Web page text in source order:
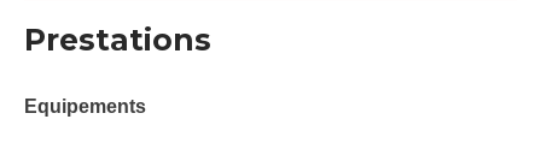
Prestations
Equipements